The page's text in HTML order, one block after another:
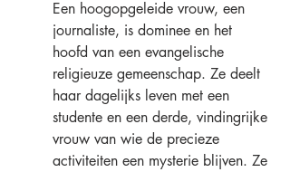
Een hoogopgeleide vrouw, een
journaliste, is dominee en het
hoofd van een evangelische
religieuze gemeenschap. Ze deelt
haar dagelijks leven met een
studente en een derde, vindingrijke
vrouw van wie de precieze
activiteiten een mysterie blijven. Ze